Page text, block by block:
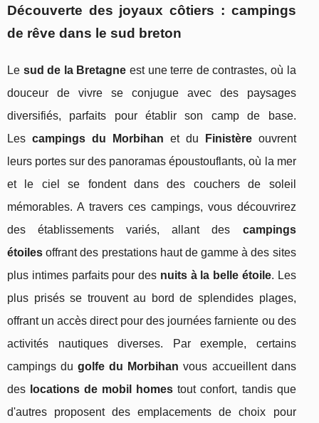
Découverte des joyaux côtiers : campings
de rêve dans le sud breton
Le sud de la Bretagne est une terre de contrastes, où la
douceur de vivre se conjugue avec des paysages
diversifiés, parfaits pour établir son camp de base.
Les campings du Morbihan et du Finistèreouvrent
leurs portes sur des panoramas époustouflants, où la mer
et le ciel se fondent dans des couchers de soleil
mémorables. A travers ces campings, vous découvrirez
des établissements variés, allant des campings
étoiles offrant des prestations haut de gamme à des sites
plus intimes parfaits pour des nuits à la belle étoile. Les
plus prisés se trouvent au bord de splendides plages,
offrant un accès direct pour des journées farniente ou des
activités nautiques diverses. Par exemple, certains
campings dugolfe du Morbihan vous accueillent dans
des locations de mobil homes tout confort, tandis que
d'autres proposent des emplacements de choix pour